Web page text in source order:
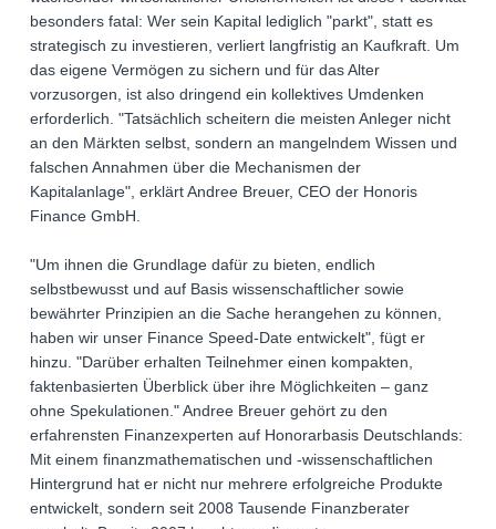
besonders fatal: Wer sein Kapital lediglich "parkt", statt es
strategisch zu investieren, verliert langfristig an Kaufkraft. Um
das eigene Vermögen zu sichern und für das Alter
vorzusorgen, ist also dringend ein kollektives Umdenken
erforderlich. "Tatsächlich scheitern die meisten Anleger nicht
an den Märkten selbst, sondern an mangelndem Wissen und
falschen Annahmen über die Mechanismen der
Kapitalanlage", erklärt Andree Breuer, CEO der Honoris
Finance GmbH.
"Um ihnen die Grundlage dafür zu bieten, endlich
selbstbewusst und auf Basis wissenschaftlicher sowie
bewährter Prinzipien an die Sache herangehen zu können,
haben wir unser Finance Speed-Date entwickelt", fügt er
hinzu. "Darüber erhalten Teilnehmer einen kompakten,
faktenbasierten Überblick über ihre Möglichkeiten – ganz
ohne Spekulationen." Andree Breuer gehört zu den
erfahrensten Finanzexperten auf Honorarbasis Deutschlands:
Mit einem finanzmathematischen und -wissenschaftlichen
Hintergrund hat er nicht nur mehrere erfolgreiche Produkte
entwickelt, sondern seit 2008 Tausende Finanzberater